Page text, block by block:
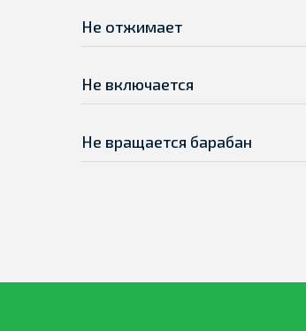
Не отжимает
Не включается
Не вращается барабан